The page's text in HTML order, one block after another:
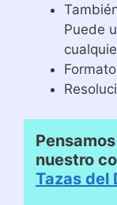
Puede
nuestro
Tazas del